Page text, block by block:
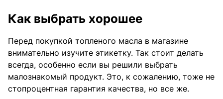
Как выбрать хорошее
Перед покупкой топленого масла в магазине
внимательно изучите этикетку. Так стоит делать
всегда, особенно если вы решили выбрать
малознакомый продукт. Это, к сожалению, тоже не
стопроцентная гарантия качества, но все же.